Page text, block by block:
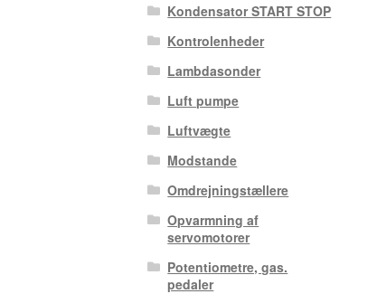
Kondensator START STOP
Kontrolenheder
Lambdasonder
Luft pumpe
Luftvægte
Modstande
Omdrejningstællere
Opvarmning af
servomotorer
Potentiometre, gas.
pedaler